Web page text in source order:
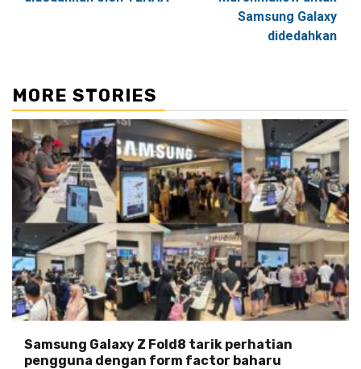
Samsung Galaxy
didedahkan
MORE STORIES
Samsung Galaxy Z Fold8 tarik perhatian
pengguna dengan form factor baharu